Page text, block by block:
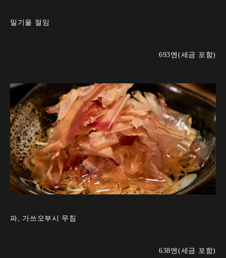
밀기울 절임
693엔(세금 포함)
파, 가쓰오부시 무침
638엔(세금 포함)